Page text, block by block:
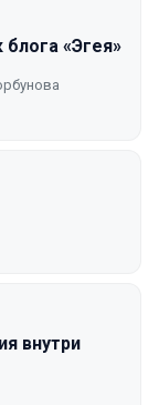
«Эгея»
внутри